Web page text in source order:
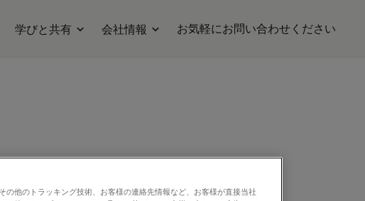
学びと共有 会社情報 お気軽にお問い合わせください
の他のトラッキング技術、お客様の連絡先情報など、お客様が直接当社